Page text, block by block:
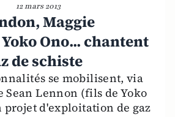
12 mars 2013
Maggie
Ono... chantent
de schiste
se mobilisent, via
Sean Lennon (fils de Yoko
projet d'exploitation de gaz